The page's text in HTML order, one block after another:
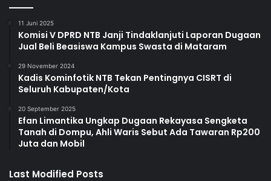
11 Juni 2025
Komisi V DPRD NTB Janji Tindaklanjuti Laporan Dugaan
Jual Beli Beasiswa Kampus Swasta di Mataram
29 November 2024
Kadis Kominfotik NTB Tekan Pentingnya CISRT di
Seluruh Kabupaten/Kota
20 September 2025
Efan Limantika Ungkap Dugaan Rekayasa Sengketa
Tanah di Dompu, Ahli Waris Sebut Ada Tawaran Rp200
Juta dan Mobil
Last Modified Posts